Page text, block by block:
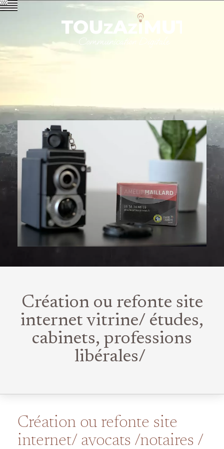
Création ou refonte site
internet vitrine/ études,
cabinets, professions
libérales/
Création ou refonte site
internet/ avocats /notaires /